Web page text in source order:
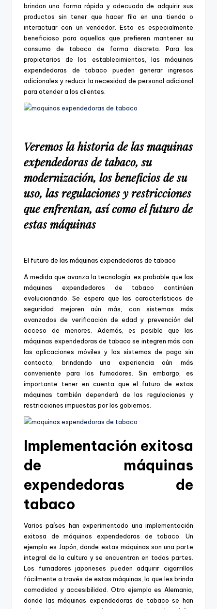
brindan una forma rápida y adecuada de adquirir sus
productos sin tener que hacer fila en una tienda o
interactuar con un vendedor. Esto es especialmente
beneficioso para aquellos que prefieren mantener su
consumo de tabaco de forma discreta. Para los
propietarios de los establecimientos, las máquinas
expendedoras de tabaco pueden generar ingresos
adicionales y reducir la necesidad de personal adicional
para atender a los clientes.
Veremos la historia de las maquinas
expendedoras de tabaco, su
modernización, los beneficios de su
uso, las regulaciones y restricciones
que enfrentan, así como el futuro de
estas máquinas
El futuro de las máquinas expendedoras de tabaco
A medida que avanza la tecnología, es probable que las
máquinas expendedoras de tabaco continúen
evolucionando. Se espera que las características de
seguridad mejoren aún más, con sistemas más
avanzados de verificación de edad y prevención del
acceso de menores. Además, es posible que las
máquinas expendedoras de tabaco se integren más con
las aplicaciones móviles y los sistemas de pago sin
contacto, brindando una experiencia aún más
conveniente para los fumadores. Sin embargo, es
importante tener en cuenta que el futuro de estas
máquinas también dependerá de las regulaciones y
restricciones impuestas por los gobiernos.
Implementación exitosa
de máquinas
expendedoras de
tabaco
Varios países han experimentado una implementación
exitosa de máquinas expendedoras de tabaco. Un
ejemplo es Japón, donde estas máquinas son una parte
integral de la cultura y se encuentran en todas partes.
Los fumadores japoneses pueden adquirir cigarrillos
fácilmente a través de estas máquinas, lo que les brinda
comodidad y accesibilidad. Otro ejemplo es Alemania,
donde las máquinas expendedoras de tabaco se han